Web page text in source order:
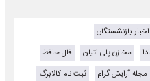
اخبار بازنشستگان
مخازن پلی اتیلن
فال حافظ
مجله آرایش گرام
ثبت نام کالابرگ